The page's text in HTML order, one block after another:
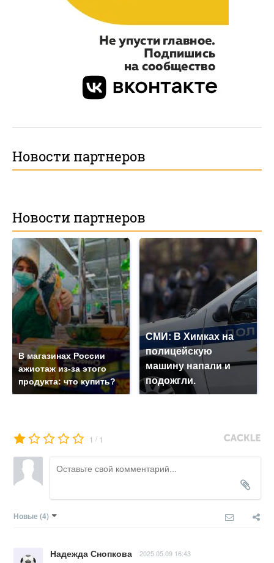
Новости партнеров
Новости партнеров
В магазинах России
ажиотаж из-за этого
продукта: что купить?
СМИ: В Химках на
полицейскую
машину напали и
подожгли.
1 / 1
Новые (4)
Надежда Снопкова 2025.05.09 16:43